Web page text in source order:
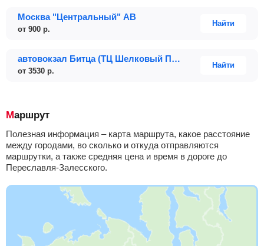
Москва "Центральный" АВ
от 900 р.
Найти
автовокзал Битца (ТЦ Шелковый Путь)
от 3530 р.
Найти
Маршрут
Полезная информация – карта маршрута, какое расстояние
между городами, во сколько и откуда отправляются
маршрутки, а также средняя цена и время в дороге до
Переславля-Залесского.